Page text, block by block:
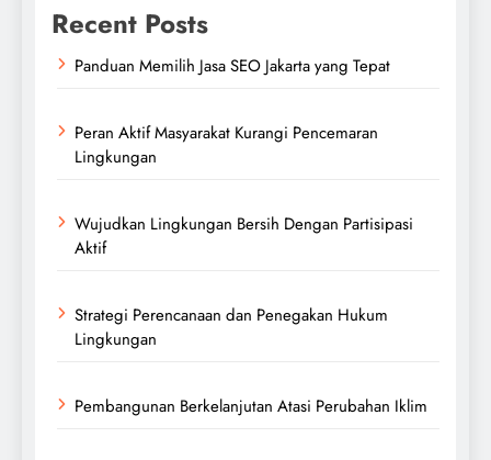
Recent Posts
Panduan Memilih Jasa SEO Jakarta yang Tepat
Peran Aktif Masyarakat Kurangi Pencemaran
Lingkungan
Wujudkan Lingkungan Bersih Dengan Partisipasi
Aktif
Strategi Perencanaan dan Penegakan Hukum
Lingkungan
Pembangunan Berkelanjutan Atasi Perubahan Iklim